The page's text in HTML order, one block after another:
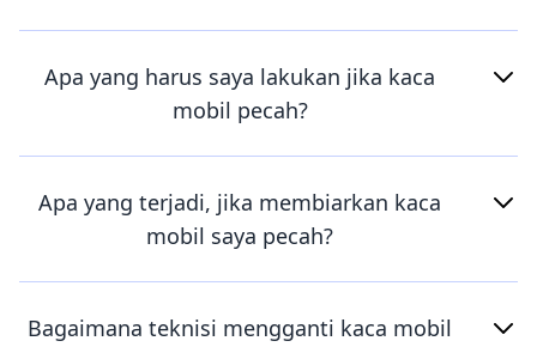
Apa yang harus saya lakukan jika kaca
mobil pecah?
Apa yang terjadi, jika membiarkan kaca
mobil saya pecah?
Bagaimana teknisi mengganti kaca mobil